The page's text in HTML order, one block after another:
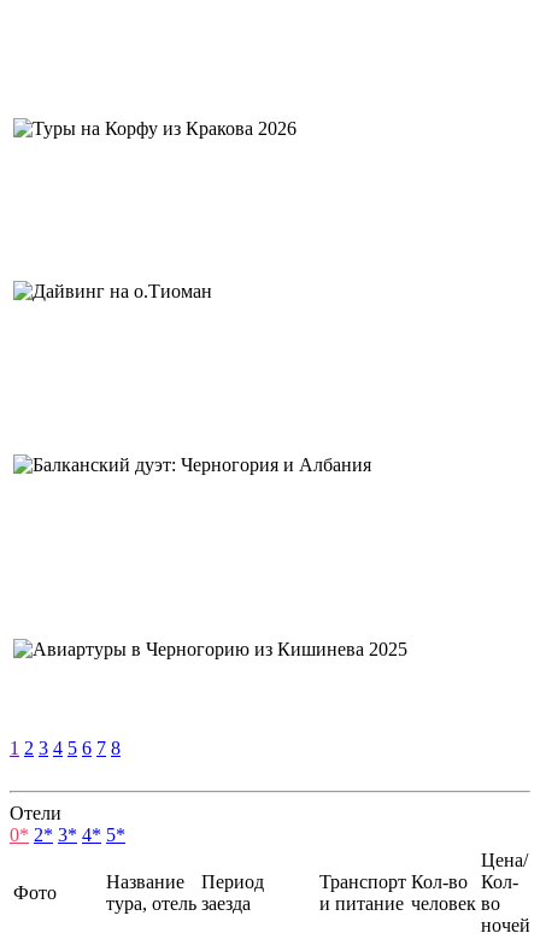
1 2 3 4 5 6 7 8
Отели
0* 2* 3* 4* 5*
Фото
Название
тура, отель
Период
заезда
Транспорт
и питание
Кол-во
человек
Цена/
Кол-
во
ночей